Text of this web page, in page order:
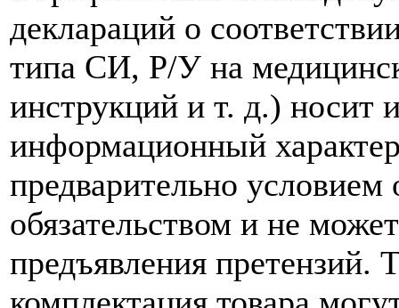
деклараций о
типа СИ, Р/У на
инструкций и т. д.) носит
информационный
предварительно условием
обязательством и не
предъявления претензий.